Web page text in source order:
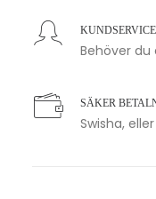
KUNDSERVICE
Behöver du
SÄKER
Swisha,